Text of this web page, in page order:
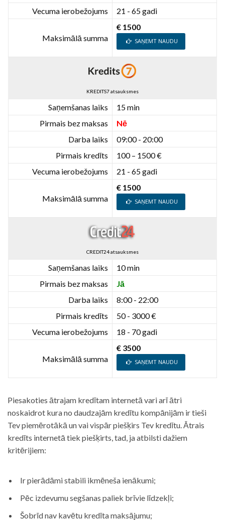
Vecuma ierobežojums
21 - 65 gadi
Maksimālā summa
€ 1500
SAŅEMT NAUDU
KREDITS7 atsauksmes
Saņemšanas laiks
15 min
Pirmais bez maksas
Nē
Darba laiks
09:00 - 20:00
Pirmais kredīts
100 – 1500 €
Vecuma ierobežojums
21 - 65 gadi
Maksimālā summa
€ 1500
SAŅEMT NAUDU
CREDIT24 atsauksmes
Saņemšanas laiks
10 min
Pirmais bez maksas
Jā
Darba laiks
8:00 - 22:00
Pirmais kredīts
50 - 3000 €
Vecuma ierobežojums
18 - 70 gadi
Maksimālā summa
€ 3500
SAŅEMT NAUDU
Piesakoties ātrajam kredītam internetā vari arī ātri
noskaidrot kura no daudzajām kredītu kompānijām ir tieši
Tev piemērotākā un vai vispār piešķirs Tev kredītu. Ātrais
kredīts internetā tiek piešķirts, tad, ja atbilsti dažiem
kritērijiem:
Ir pierādāmi stabili ikmēneša ienākumi;
Pēc izdevumu segšanas paliek brīvie līdzekļi;
Šobrīd nav kavētu kredīta maksājumu;